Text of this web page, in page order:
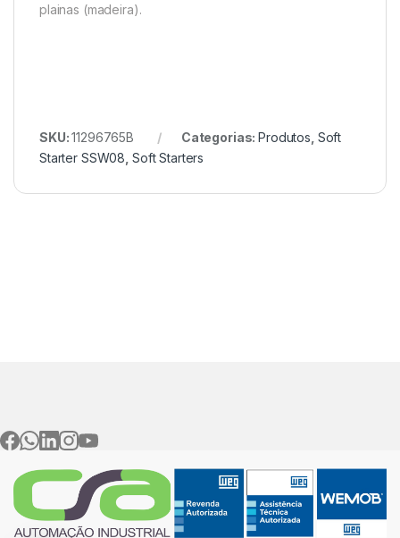
plainas (madeira).
SKU:11296765B Categorias:Produtos Soft
Starter SSW08 Soft Starters